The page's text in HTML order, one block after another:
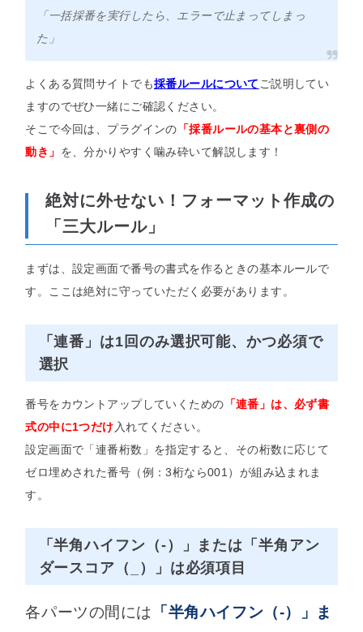
「一括採番を実行したら、エラーで止まってしまっ
た」
よくある質問サイトでも採番ルールについて ご説明してい
ますのでぜひ一緒にご確認ください。
そこで今回は、プラグインの 「採番ルールの基本と裏側の
動き」 を、分かりやすく噛み砕いて解説します！
絶対に外せない！フォーマット作成の
「三大ルール」
まずは、設定画面で番号の書式を作るときの基本ルールで
す。ここは絶対に守っていただく必要があります。
「連番」は1回のみ選択可能、かつ必須で
選択
番号をカウントアップしていくための 「連番」は、必ず書
式の中に1つだけ 入れてください。
設定画面で「連番桁数」を指定すると、その桁数に応じて
ゼロ埋めされた番号（例：3桁なら001）が組み込まれま
す。
「半角ハイフン（-）」または「半角アン
ダースコア（_）」は必須項目
各パーツの間には 「半角ハイフン（-）」ま